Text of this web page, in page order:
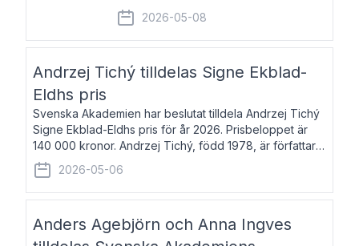
litteraturkritikern Anna Hallberg. Hon
efterträder poeten Tua Forsström på
stol 18 och kommer att ta sitt inträde vid
2026-05-08
Andrzej Tichý tilldelas Signe Ekblad-
Eldhs pris
Svenska Akademien har beslutat tilldela Andrzej Tichý
Signe Ekblad-Eldhs pris för år 2026. Prisbeloppet är
140 000 kronor. Andrzej Tichý, född 1978, är författare
och kulturskribent. Han debuterade 2005 med den
lovordade romanen Sex liter l
2026-05-06
Anders Agebjörn och Anna Ingves